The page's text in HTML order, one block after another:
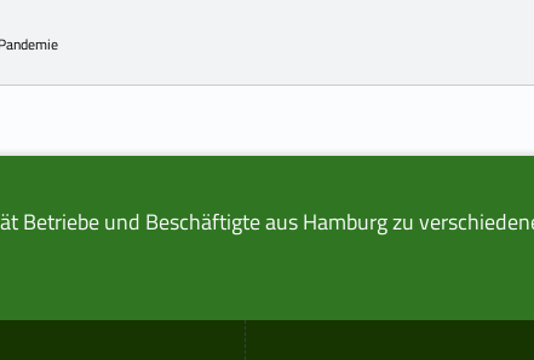
Betriebe und Beschäftigte aus Hamburg zu